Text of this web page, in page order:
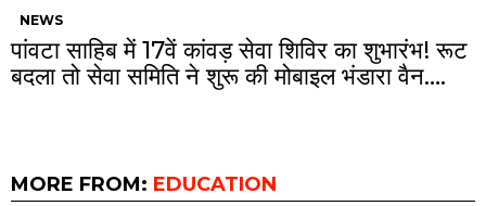
NEWS
पांवटा साहिब में 17वें कांवड़ सेवा शिविर का शुभारंभ! रूट
बदला तो सेवा समिति ने शुरू की मोबाइल भंडारा वैन….
MORE FROM: EDUCATION